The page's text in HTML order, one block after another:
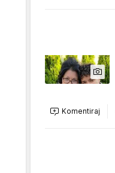
Komentiraj